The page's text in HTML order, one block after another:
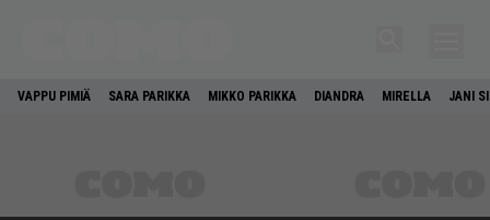
VAPPU PIMIÄ SARA PARIKKA MIKKO PARIKKA DIANDRA MIRELLA JANI